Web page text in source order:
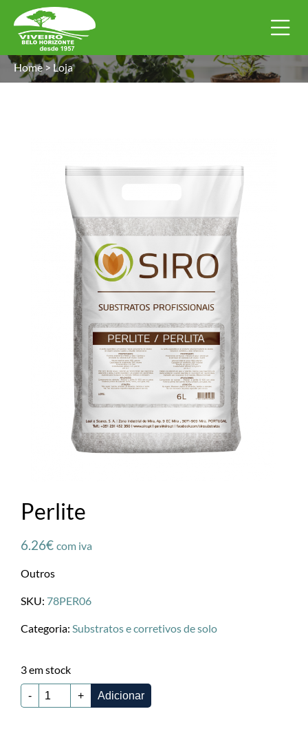
Home> Loja
Perlite
6.26€ com iva
Outros
SKU: 78PER06
Categoria: Substratos e corretivos de solo
3 em stock
- + Adicionar